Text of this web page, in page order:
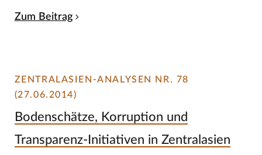
Zum Beitrag
ZENTRALASIEN-ANALYSEN NR. 78
(27.06.2014)
Bodenschätze, Korruption und
Transparenz-Initiativen in Zentralasien